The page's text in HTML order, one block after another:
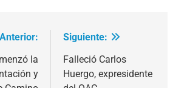
Anterior:
la
y
Siguiente:
Falleció Carlos
Huergo, expresidente